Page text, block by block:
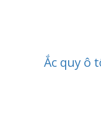
Ắc quy ô